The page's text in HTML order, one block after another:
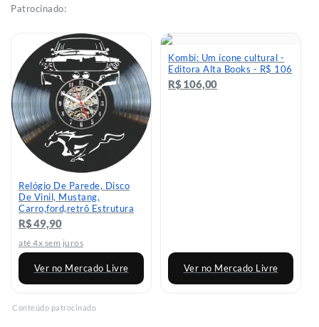
Patrocinado:
Relógio De Parede, Disco
De Vinil, Mustang,
Carro,ford,retrô Estrutura
Preto Fundo Preto - R$ 49,9
R$ 49,90
até 4x sem juros
Ver no Mercado Livre
Kombi: Um ícone cultural -
Editora Alta Books - R$ 106
R$ 106,00
Ver no Mercado Livre
Conteúdo patrocinado